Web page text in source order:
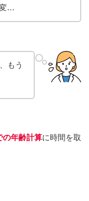
…
もう
の年齢計算に時間を取